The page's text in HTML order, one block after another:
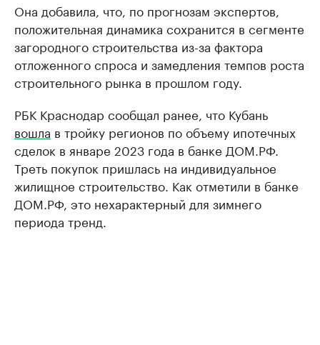
Она добавила, что, по прогнозам экспертов,
положительная динамика сохранится в сегменте
загородного строительства из-за фактора
отложенного спроса и замедления темпов роста
строительного рынка в прошлом году.
РБК Краснодар сообщал ранее, что Кубань
вошла в тройку регионов по объему ипотечных
сделок в январе 2023 года в банке ДОМ.РФ.
Треть покупок пришлась на индивидуальное
жилищное строительство. Как отметили в банке
ДОМ.РФ, это нехарактерный для зимнего
периода тренд.